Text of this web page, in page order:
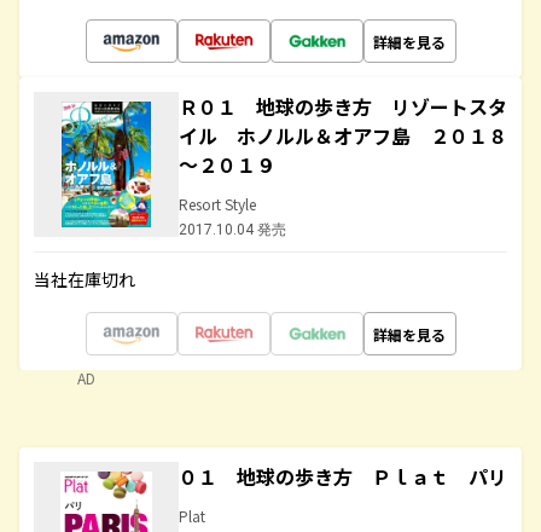
詳細を見る
Ｒ０１ 地球の歩き方 リゾートスタ
イル ホノルル＆オアフ島 ２０１８
～２０１９
Resort Style
2017.10.04 発売
当社在庫切れ
詳細を見る
AD
０１ 地球の歩き方 Ｐｌａｔ パリ
Plat